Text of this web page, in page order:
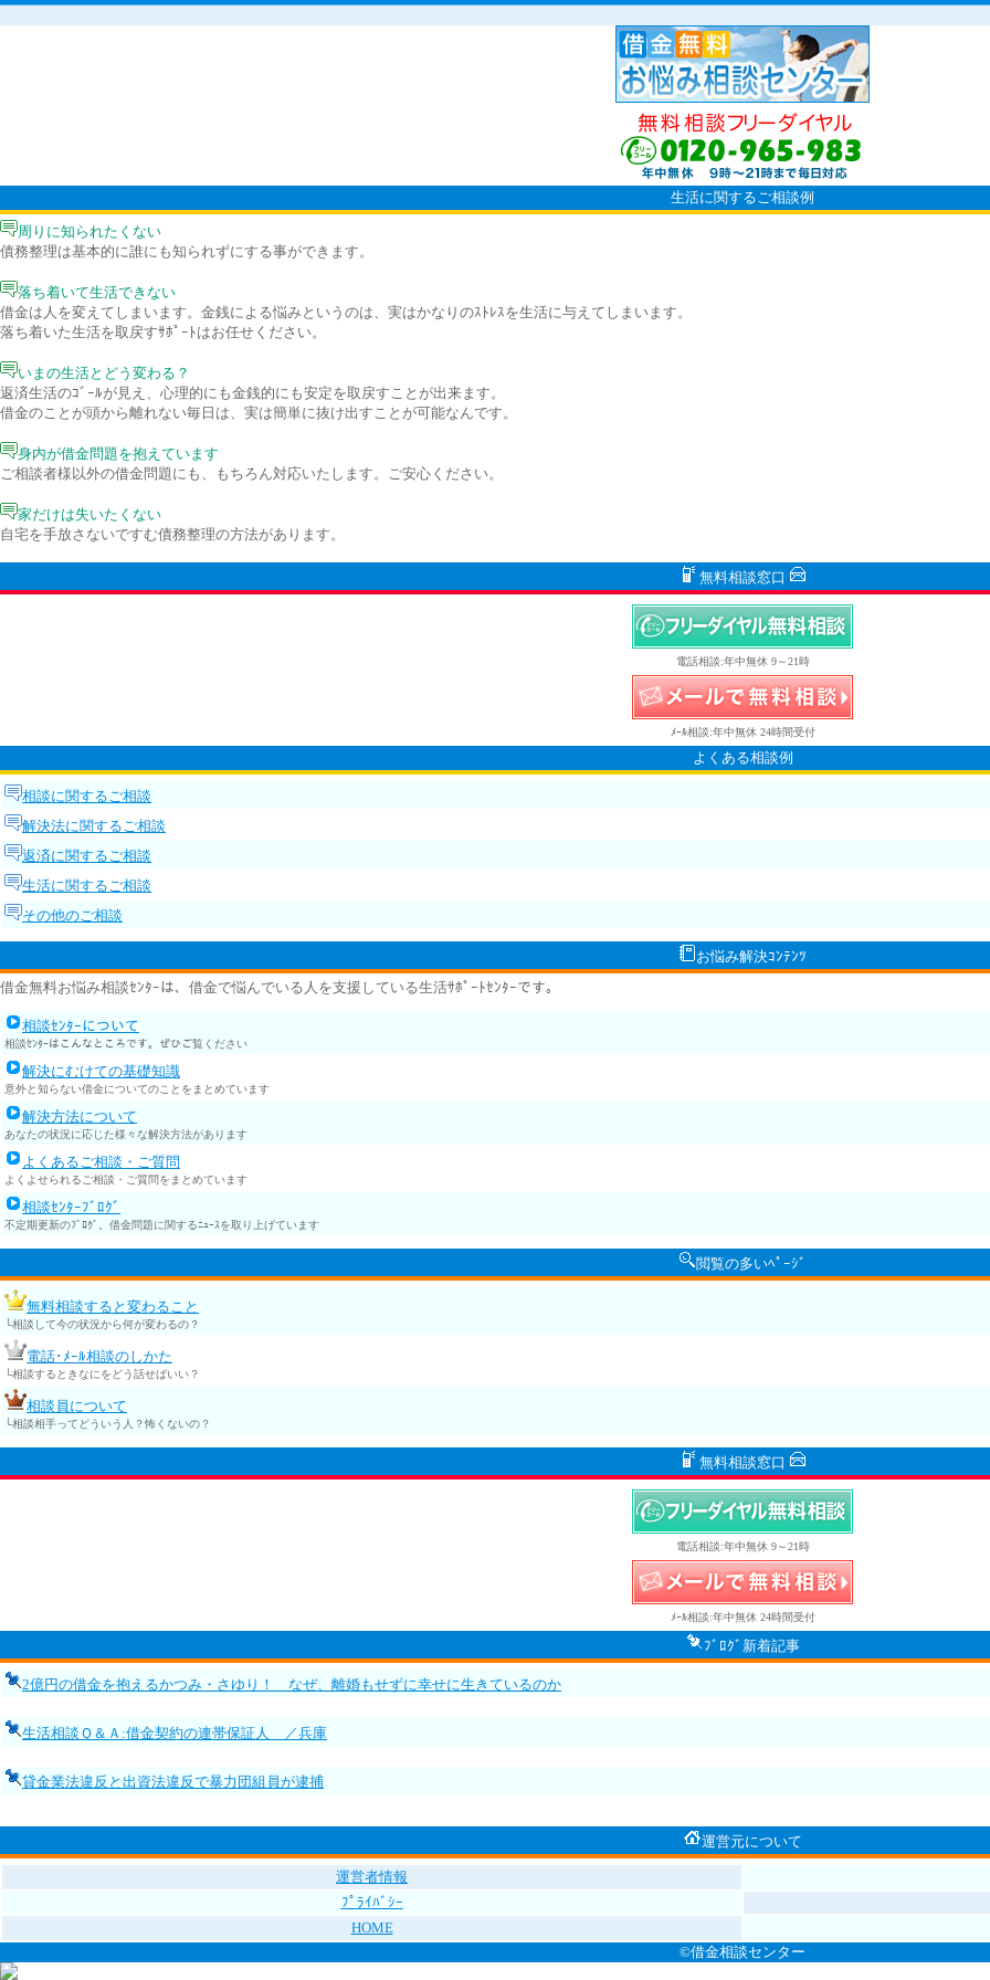
生活に関するご相談例
周りに知られたくない
債務整理は基本的に誰にも知られずにする事ができます。
落ち着いて生活できない
借金は人を変えてしまいます。金銭による悩みというのは、実はかなりのｽﾄﾚｽを生活に与えてしまいます。
落ち着いた生活を取戻すｻﾎﾟｰﾄはお任せください。
いまの生活とどう変わる？
返済生活のｺﾞｰﾙが見え、心理的にも金銭的にも安定を取戻すことが出来ます。
借金のことが頭から離れない毎日は、実は簡単に抜け出すことが可能なんです。
身内が借金問題を抱えています
ご相談者様以外の借金問題にも、もちろん対応いたします。ご安心ください。
家だけは失いたくない
自宅を手放さないですむ債務整理の方法があります。
無料相談窓口
電話相談:年中無休 9～21時
ﾒｰﾙ相談:年中無休 24時間受付
よくある相談例
相談に関するご相談
解決法に関するご相談
返済に関するご相談
生活に関するご相談
その他のご相談
お悩み解決ｺﾝﾃﾝﾂ
借金無料お悩み相談ｾﾝﾀｰは、借金で悩んでいる人を支援している生活ｻﾎﾟｰﾄｾﾝﾀｰです。
相談ｾﾝﾀｰについて
相談ｾﾝﾀｰはこんなところです。ぜひご覧ください
解決にむけての基礎知識
意外と知らない借金についてのことをまとめています
解決方法について
あなたの状況に応じた様々な解決方法があります
よくあるご相談・ご質問
よくよせられるご相談・ご質問をまとめています
相談ｾﾝﾀｰﾌﾞﾛｸﾞ
不定期更新のﾌﾞﾛｸﾞ。借金問題に関するﾆｭｰｽを取り上げています
閲覧の多いﾍﾟｰｼﾞ
無料相談すると変わること
└相談して今の状況から何が変わるの？
電話･ﾒｰﾙ相談のしかた
└相談するときなにをどう話せばいい？
相談員について
└相談相手ってどういう人？怖くないの？
無料相談窓口
電話相談:年中無休 9～21時
ﾒｰﾙ相談:年中無休 24時間受付
ﾌﾞﾛｸﾞ新着記事
2億円の借金を抱えるかつみ・さゆり！ なぜ、離婚もせずに幸せに生きているのか
生活相談Ｑ＆Ａ:借金契約の連帯保証人 ／兵庫
貸金業法違反と出資法違反で暴力団組員が逮捕
運営元について
運営者情報
ﾌﾟﾗｲﾊﾞｼｰ
HOME
©借金相談センター